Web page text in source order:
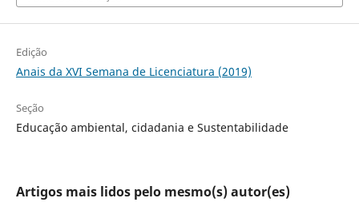
Edição
Anais da XVI Semana de Licenciatura (2019)
Seção
Educação ambiental, cidadania e Sustentabilidade
Artigos mais lidos pelo mesmo(s) autor(es)